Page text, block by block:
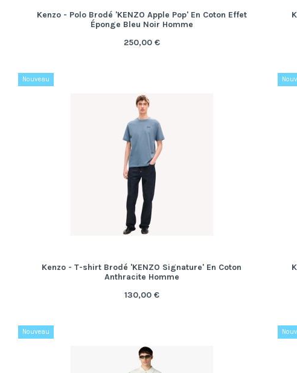
Kenzo - Polo Brodé 'KENZO Apple Pop' En Coton Effet
Éponge Bleu Noir Homme
250,00 €
Nouveau
Kenzo - T-shirt Brodé 'KENZO Signature' En Coton
Anthracite Homme
130,00 €
Nouveau